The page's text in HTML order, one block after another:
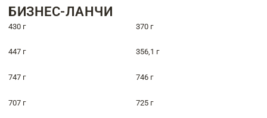
БИЗНЕС-ЛАНЧИ
430 г 370 г
447 г 356,1 г
747 г 746 г
707 г 725 г